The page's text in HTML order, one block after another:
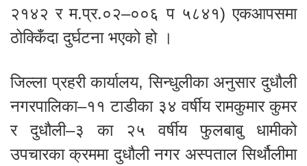
२१४२ र म.प्र.०२–००६ प ५८४१) एकआपसमा
ठोक्किँदा दुर्घटना भएको हो ।
जिल्ला प्रहरी कार्यालय, सिन्धुलीका अनुसार दुधौली
नगरपालिका–११ टाडीका ३४ वर्षीय रामकुमार कुमर
र दुधौली–३ का २५ वर्षीय फुलबाबु धामीको
उपचारका क्रममा दुधौली नगर अस्पताल सिर्थौलीमा